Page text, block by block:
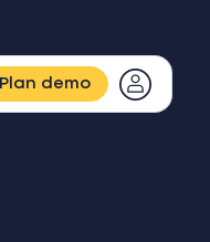
Plan demo